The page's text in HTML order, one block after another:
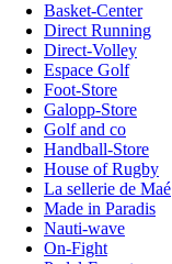
Basket-Center
Direct Running
Direct-Volley
Espace Golf
Foot-Store
Galopp-Store
Golf and co
Handball-Store
House of Rugby
La sellerie de Maé
Made in Paradis
Nauti-wave
On-Fight